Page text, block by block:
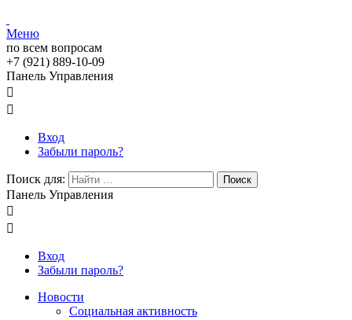
Меню
по всем вопросам
+7 (921) 889-10-09
Панель Управления


Вход
Забыли пароль?
Поиск для: Поиск
Панель Управления


Вход
Забыли пароль?
Новости
Социальная активность